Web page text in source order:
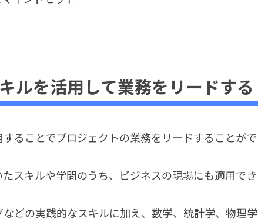
ルを活用して業務をリードする
ることでプロジェクトの業務をリードすることがで
スキルや学問のうち、ビジネスの現場にも適用でき
どの実践的なスキルに加え、数学、統計学、物理学